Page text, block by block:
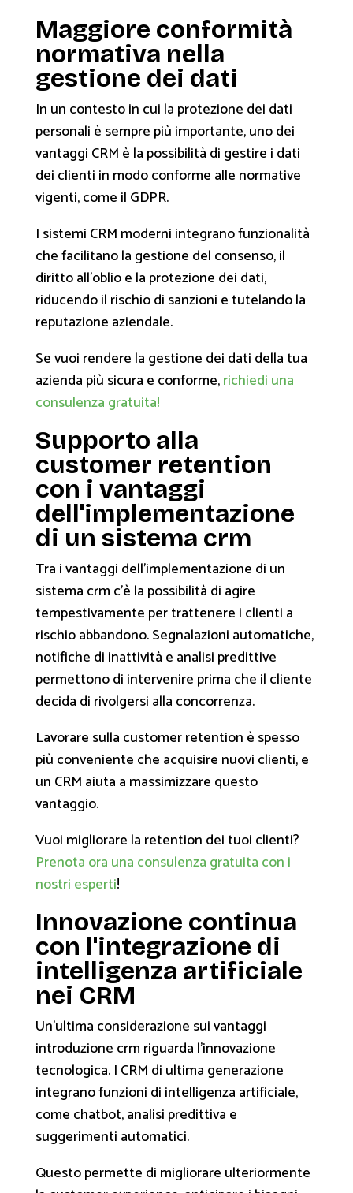
Maggiore conformità
normativa nella
gestione dei dati
In un contesto in cui la protezione dei dati
personali è sempre più importante, uno dei
vantaggi CRM è la possibilità di gestire i dati
dei clienti in modo conforme alle normative
vigenti, come il GDPR.
I sistemi CRM moderni integrano funzionalità
che facilitano la gestione del consenso, il
diritto all'oblio e la protezione dei dati,
riducendo il rischio di sanzioni e tutelando la
reputazione aziendale.
Se vuoi rendere la gestione dei dati della tua
azienda più sicura e conforme,richiedi una
consulenza gratuita!
Supporto alla
customer retention
con i vantaggi
dell'implementazione
di un sistema crm
Tra i vantaggi dell'implementazione di un
sistema crm c'è la possibilità di agire
tempestivamente per trattenere i clienti a
rischio abbandono. Segnalazioni automatiche,
notifiche di inattività e analisi predittive
permettono di intervenire prima che il cliente
decida di rivolgersi alla concorrenza.
Lavorare sulla customer retention è spesso
più conveniente che acquisire nuovi clienti, e
un CRM aiuta a massimizzare questo
vantaggio.
Vuoi migliorare la retention dei tuoi clienti?
Prenota ora una consulenza gratuita con i
nostri esperti!
Innovazione continua
con l'integrazione di
intelligenza artificiale
nei CRM
Un'ultima considerazione sui vantaggi
introduzione crm riguarda l'innovazione
tecnologica. I CRM di ultima generazione
integrano funzioni di intelligenza artificiale,
come chatbot, analisi predittiva e
suggerimenti automatici.
Questo permette di migliorare ulteriormente